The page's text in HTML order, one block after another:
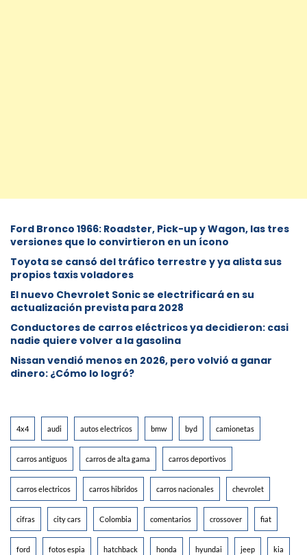
Ford Bronco 1966: Roadster, Pick-up y Wagon, las tres
versiones que lo convirtieron en un ícono
Toyota se cansó del tráfico terrestre y ya alista sus
propios taxis voladores
El nuevo Chevrolet Sonic se electrificará en su
actualización prevista para 2028
Conductores de carros eléctricos ya decidieron: casi
nadie quiere volver a la gasolina
Nissan vendió menos en 2026, pero volvió a ganar
dinero: ¿Cómo lo logró?
4x4 audi autos electricos bmw byd camionetas
carros antiguos carros de alta gama carros deportivos
carros electricos carros hibridos carros nacionales chevrolet
cifras city cars Colombia comentarios crossover fiat
ford fotos espia hatchback honda hyundai jeep kia